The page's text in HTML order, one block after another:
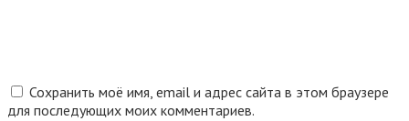
Сохранить моё имя, email и адрес сайта в этом браузере
для последующих моих комментариев.